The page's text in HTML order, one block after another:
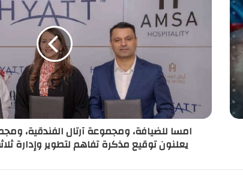
امسا للضيافة، ومجموعة آرتال الفندقية،
يعلنون توقيع مذكرة تفاهم لتطوير وإدارة